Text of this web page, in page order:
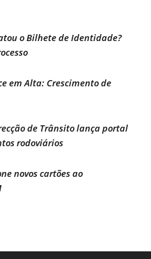
o Bilhete de Identidade?
em Alta: Crescimento de
de Trânsito lança portal
rodoviários
novos cartões ao